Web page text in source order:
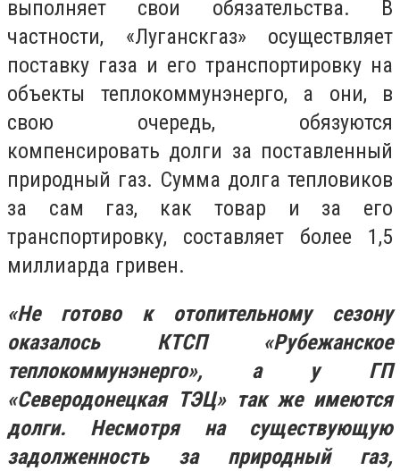
выполняет свои обязательства. В
частности, «Луганскгаз» осуществляет
поставку газа и его транспортировку на
объекты теплокоммунэнерго, а они, в
свою очередь, обязуются
компенсировать долги за поставленный
природный газ. Сумма долга тепловиков
за сам газ, как товар и за его
транспортировку, составляет более 1,5
миллиарда гривен.
«Не готово к отопительному сезону
оказалось КТСП «Рубежанское
теплокоммунэнерго», а у ГП
«Северодонецкая ТЭЦ» так же имеются
долги. Несмотря на существующую
задолженность за природный газ,